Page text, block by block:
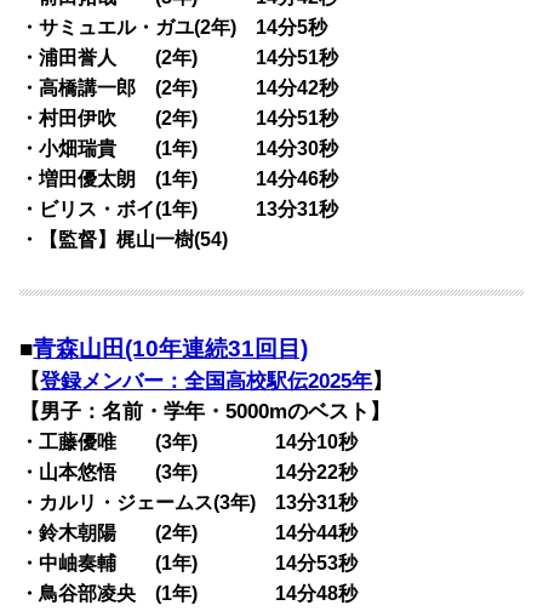
・サミュエル・ガユ(2年) 14分5秒
・浦田誉人 (2年) 14分51秒
・高橋講一郎 (2年) 14分42秒
・村田伊吹 (2年) 14分51秒
・小畑瑞貴 (1年) 14分30秒
・増田優太朗 (1年) 14分46秒
・ビリス・ボイ(1年) 13分31秒
・【監督】梶山一樹(54)
■青森山田(10年連続31回目)
【登録メンバー：全国高校駅伝2025年】
【男子：名前・学年・5000mのベスト】
・工藤優唯 (3年) 14分10秒
・山本悠悟 (3年) 14分22秒
・カルリ・ジェームス(3年) 13分31秒
・鈴木朝陽 (2年) 14分44秒
・中岫奏輔 (1年) 14分53秒
・鳥谷部凌央 (1年) 14分48秒